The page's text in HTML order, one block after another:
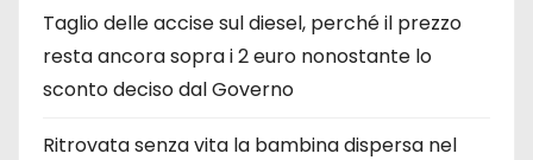
Taglio delle accise sul diesel, perché il prezzo
resta ancora sopra i 2 euro nonostante lo
sconto deciso dal Governo
Ritrovata senza vita la bambina dispersa nel